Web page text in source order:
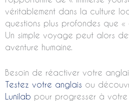
véritablement dans la culture
questions plus profondes que «
Un simple voyage peut alors
aventure humaine.
Besoin de réactiver votre
Testez votre anglais ou
Lunilab pour progresser à votre